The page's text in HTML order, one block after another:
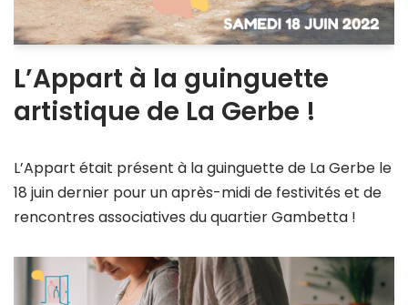
L’Appart à la guinguette
artistique de La Gerbe !
L’Appart était présent à la guinguette de La Gerbe le
18 juin dernier pour un après-midi de festivités et de
rencontres associatives du quartier Gambetta !